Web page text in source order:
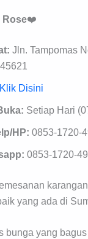
Rose❤️
Jln. Tampomas
Klik Disini
Setiap Hari
HP: 0853-1720-
0853-1720-
yang ada di
bunga yang